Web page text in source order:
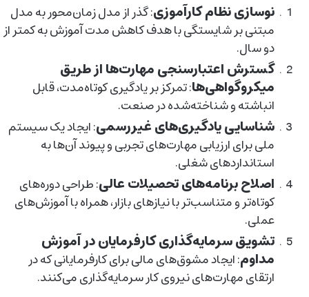
نوسازی نظام کارآموزی: گذر از مدل زمان‌محور به مدل
مبتنی بر شایستگی با هدف کاهش مدت آموزش به کمتر از
دو سال.
گسترش اعتبارسنجی مهارت‌ها از طریق
میکروگواهی‌ها: تمرکز بر یادگیری کوتاه‌مدت، قابل
انباشته و شناخته‌شده در صنعت.
شناسایی یادگیری‌های غیررسمی: ایجاد یک سیستم
ملی برای ارزیابی مهارت‌های تجربی و پیوند آن‌ها به
استانداردهای شغلی.
اصلاح برنامه‌های تحصیلات عالی: طراحی دوره‌های
کوتاه‌تر و متناسب‌تر با نیازهای بازار، همراه با آموزش‌های
عملی.
تشویق سرمایه‌گذاری کارفرمایان در آموزش
مداوم: ایجاد مشوق‌های مالی برای کارفرمایانی که در
ارتقای مهارت‌های نیروی کار سرمایه‌گذاری می‌کنند.